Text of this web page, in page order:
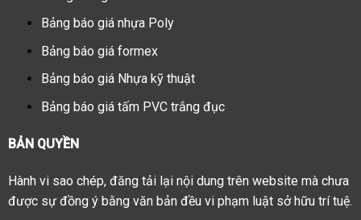
Bảng báo giá nhựa Poly
Bảng báo giá formex
Bảng báo giá Nhựa kỹ thuật
Bảng báo giá tấm PVC trắng đục
BẢN QUYỀN
Hành vi sao chép, đăng tải lại nội dung trên website mà chưa
được sự đồng ý bằng văn bản đều vi phạm luật sở hữu trí tuệ.